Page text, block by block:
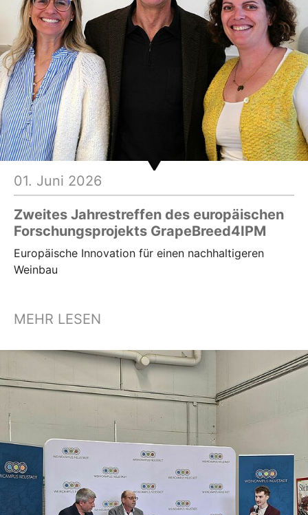
01. Juni 2026
Zweites Jahrestreffen des europäischen
Forschungsprojekts GrapeBreed4IPM
Europäische Innovation für einen nachhaltigeren
Weinbau
MEHR LESEN
lesen